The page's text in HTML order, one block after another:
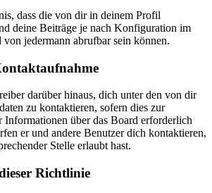
dass die von dir in deinem Profil
deine Beiträge je nach Konfiguration im
jedermann abrufbar sein können.
darüber hinaus, dich unter den von dir
zu kontaktieren, sofern dies zur
Informationen über das Board erforderlich
er und andere Benutzer dich kontaktieren,
Stelle erlaubt hast.
Richtlinie